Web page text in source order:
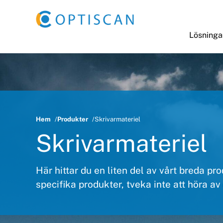
Hem Produkter Skrivarmateriel
Skrivarmateriel
Här hittar du en liten del av vårt breda
specifika produkter, tveka inte att höra